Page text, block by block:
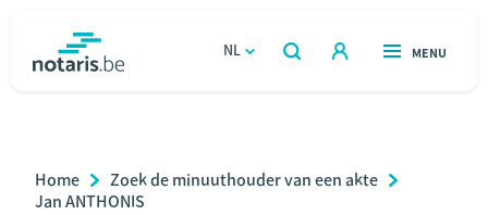
gaan
NL
OPEN
ZOEKEN
OPEN
MENU
Relatie & samenleven
Breadcrumb
Home
Zoek de minuuthouder van een akte
Jan ANTHONIS